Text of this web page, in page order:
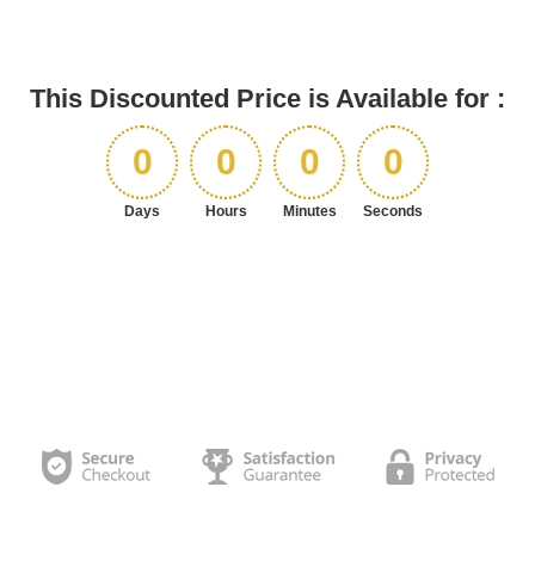
This Discounted Price is Available for :
0
Days
0
Hours
0
Minutes
0
Seconds